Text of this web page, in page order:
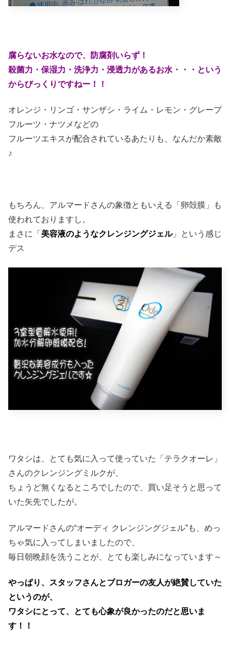
腐らないお水なので、防腐剤いらず！
殺菌力・保湿力・洗浄力・浸透力があるお水 ・・・という
からびっくりですねー！！
オレンジ・リンゴ・サンザシ・ライム・レモン・グレープ
フルーツ・ナツメなどの
フルーツエキスが配合されているあたりも、なんだか素敵
♪
もちろん、アルマードさんの象徴ともいえる「卵殻膜」も
使われておりますし。
まさに「 美容液のようなクレンジングジェル」という感じ
デス
ワタシは、とても気に入って使っていた「テラクオーレ」
さんのクレンジングミルクが、
ちょうど無くなるところでしたので、買い足そうと思って
いた矢先でしたが。
アルマードさんの“オーディ クレンジングジェル”も、めっ
ちゃ気に入ってしまいましたので、
毎日朝晩顔を洗うことが、とても楽しみになっています～
やっぱり、スタッフさんとブロガーの友人が絶賛していた
というのが、
ワタシにとって、とても心象が良かったのだと思いま
す！！